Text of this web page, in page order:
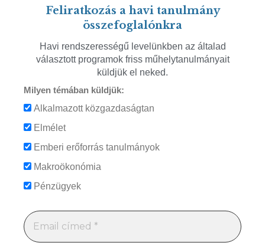
Feliratkozás a havi tanulmány
összefoglalónkra
Havi rendszerességű levelünkben az általad
választott programok friss műhelytanulmányait
küldjük el neked.
Milyen témában küldjük:
Alkalmazott közgazdaságtan
Elmélet
Emberi erőforrás tanulmányok
Makroökonómia
Pénzügyek